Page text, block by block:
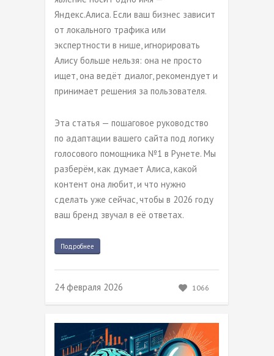
Яндекс.Алиса. Если ваш бизнес зависит
от локального трафика или
экспертности в нише, игнорировать
Алису больше нельзя: она не просто
ищет, она ведёт диалог, рекомендует и
принимает решения за пользователя.
Эта статья — пошаговое руководство
по адаптации вашего сайта под логику
голосового помощника №1 в Рунете. Мы
разберём, как думает Алиса, какой
контент она любит, и что нужно
сделать уже сейчас, чтобы в 2026 году
ваш бренд звучал в её ответах.
Подробнее
24 февраля 2026 1066